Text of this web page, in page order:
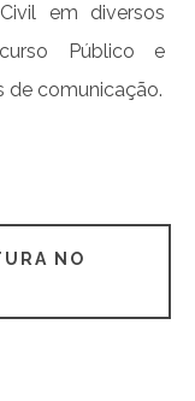
em diversos
Público e
de comunicação.
NO